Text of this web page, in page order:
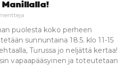
Manillalla!
puolesta koko perheen
sunnuntaina 18.5. klo 11-15
Turussa jo neljättä kertaa!
vapaapääsyinen ja toteutetaan